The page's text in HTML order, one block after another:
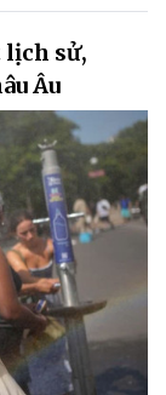
lịch sử,
Âu